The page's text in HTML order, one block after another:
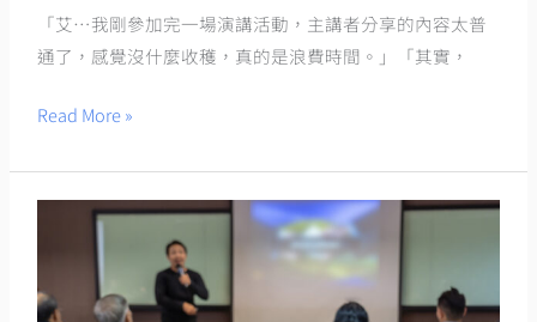
「艾…我剛參加完一場演講活動，主講者分享的內容太普
通了，感覺沒什麼收穫，真的是浪費時間。」「其實，
些
學
點？
Read More »
業